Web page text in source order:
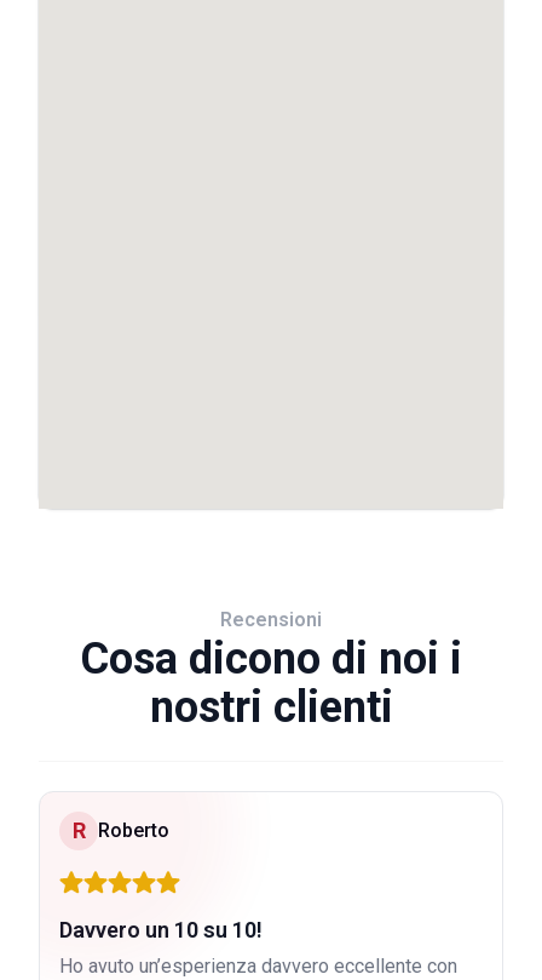
Recensioni
Cosa dicono di noi i
nostri clienti
R Roberto
Davvero un 10 su 10!
Ho avuto un’esperienza davvero eccellente con